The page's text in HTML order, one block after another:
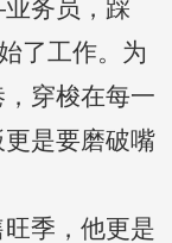
务员，踩
了工作。为
穿梭在每一
是要磨破嘴
季，他更是